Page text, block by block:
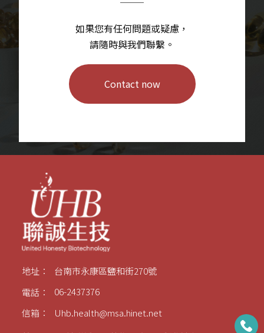
如果您有任何問題或疑慮，
請隨時與我們聯繫。
Contact now
地址：
台南市永康區鹽和街270號
電話：
06-2437376
信箱：
Uhb.health@msa.hinet.net